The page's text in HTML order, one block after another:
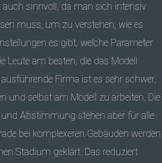
auch sinnvoll, da man sich intensiv
muss, um zu verstehen, wie es
es gibt, welche Parameter
Leute am besten, die das Modell
Firma ist es sehr schwer,
und selbst am Modell zu arbeiten. Die
Abstimmung stehen aber für alle
bei komplexeren Gebäuden werden
Stadium geklärt. Das reduziert